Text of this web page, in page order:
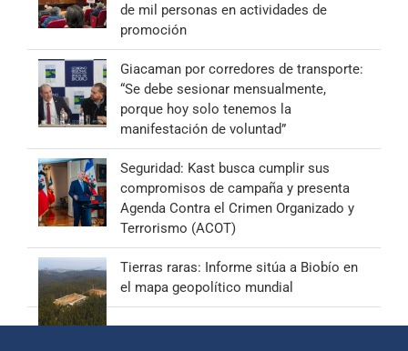
de mil personas en actividades de
promoción
Giacaman por corredores de transporte:
“Se debe sesionar mensualmente,
porque hoy solo tenemos la
manifestación de voluntad”
Seguridad: Kast busca cumplir sus
compromisos de campaña y presenta
Agenda Contra el Crimen Organizado y
Terrorismo (ACOT)
Tierras raras: Informe sitúa a Biobío en
el mapa geopolítico mundial